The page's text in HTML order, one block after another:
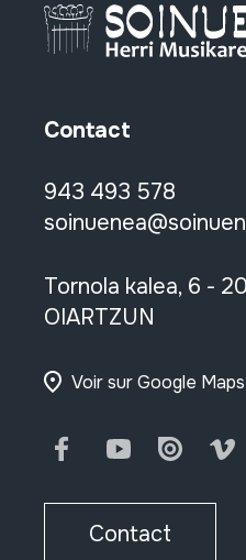
Contact
943 493 578
Tornola kalea, 6 -
OIARTZUN
Voir sur Google Maps
FacebookYoutubeIssuu
Contact